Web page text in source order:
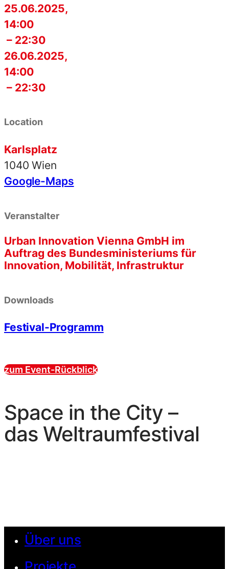
25.06.2025,
14:00
– 22:30
26.06.2025,
14:00
– 22:30
Location
Karlsplatz
1040 Wien
Google-Maps
Veranstalter
Urban Innovation Vienna GmbH im
Auftrag des Bundesministeriums für
Innovation, Mobilität, Infrastruktur
Downloads
Festival-Programm
zum Event-Rückblick
Space in the City –
das Weltraumfestival
Über uns